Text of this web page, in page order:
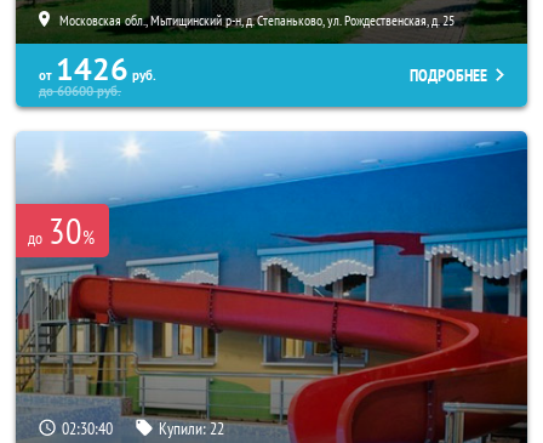
Московская обл., Мытищинский р-н, д. Степаньково, ул. Рождественская, д. 25
от 1426 руб.
до60600руб.
ПОДРОБНЕЕ
до 30%
02:30:38 Купили:22